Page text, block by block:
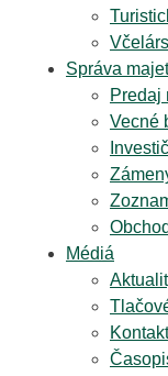
Správa
Predaj
Vecné
Médiá